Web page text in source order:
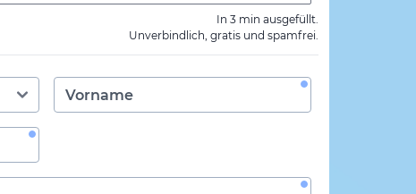
In 3 min ausgefüllt.
Unverbindlich, gratis und spamfrei.